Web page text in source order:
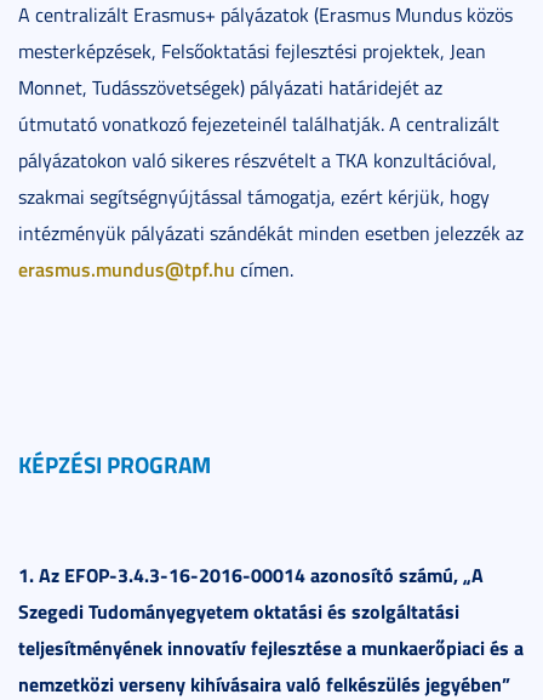
A centralizált Erasmus+ pályázatok (Erasmus Mundus közös
mesterképzések, Felsőoktatási fejlesztési projektek, Jean
Monnet, Tudásszövetségek) pályázati határidejét az
útmutató vonatkozó fejezeteinél találhatják. A centralizált
pályázatokon való sikeres részvételt a TKA konzultációval,
szakmai segítségnyújtással támogatja, ezért kérjük, hogy
intézményük pályázati szándékát minden esetben jelezzék az
erasmus.mundus@tpf.hu címen.
KÉPZÉSI PROGRAM
1. Az EFOP-3.4.3-16-2016-00014 azonosító számú, „A
Szegedi Tudományegyetem oktatási és szolgáltatási
teljesítményének innovatív fejlesztése a munkaerőpiaci és a
nemzetközi verseny kihívásaira való felkészülés jegyében”